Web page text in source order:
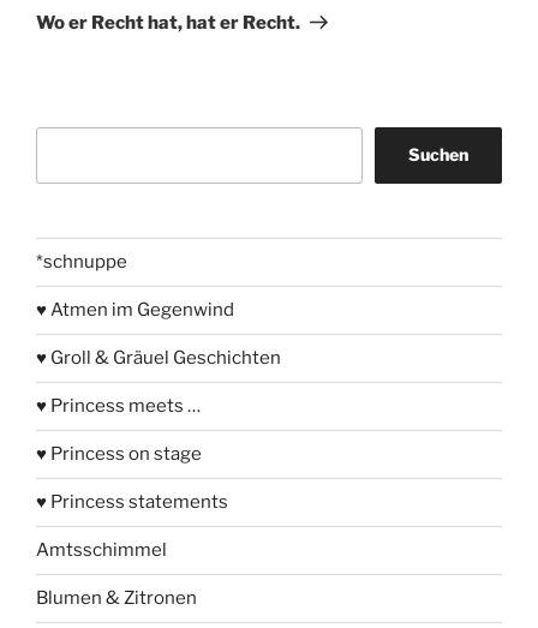
Beitrag
Wo er Recht hat, hat er Recht.
Suchen
*schnuppe
♥ Atmen im Gegenwind
♥ Groll & Gräuel Geschichten
♥ Princess meets …
♥ Princess on stage
♥ Princess statements
Amtsschimmel
Blumen & Zitronen